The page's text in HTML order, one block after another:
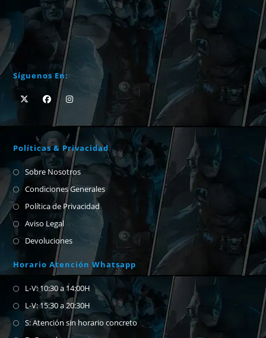
Síguenos En:
Políticas & Privacidad
Sobre Nosotros
Condiciones Generales
Política de Privacidad
Aviso Legal
Devoluciones
Horario Atención Whatsapp
L-V: 10:30 a 14:00H
L-V: 15:30 a 20:30H
S: Atención sin horario concreto